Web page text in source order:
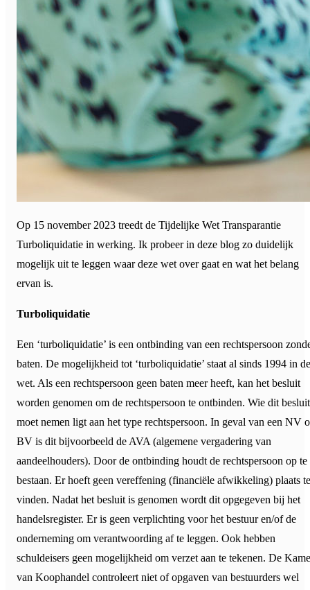
Op 15 november 2023 treedt de Tijdelijke Wet Transparantie
Turboliquidatie in werking. Ik probeer in deze blog zo duidelijk
mogelijk uit te leggen waar deze wet over gaat en wat het belang
ervan is.
Turboliquidatie
Een ‘turboliquidatie’ is een ontbinding van een rechtspersoon
baten. De mogelijkheid tot ‘turboliquidatie’ staat al sinds 1994 in de
wet. Als een rechtspersoon geen baten meer heeft, kan het besluit
worden genomen om de rechtspersoon te ontbinden. Wie dit besluit
moet nemen ligt aan het type rechtspersoon. In geval van een NV
BV is dit bijvoorbeeld de AVA (algemene vergadering van
aandeelhouders). Door de ontbinding houdt de rechtspersoon op te
bestaan. Er hoeft geen vereffening (financiële afwikkeling) plaats te
vinden. Nadat het besluit is genomen wordt dit opgegeven bij het
handelsregister. Er is geen verplichting voor het bestuur en/of de
onderneming om verantwoording af te leggen. Ook hebben
schuldeisers geen mogelijkheid om verzet aan te tekenen. De
van Koophandel controleert niet of opgaven van bestuurders wel